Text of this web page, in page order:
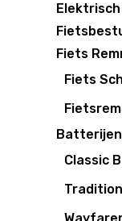
Fiets
Fiets
Batterijen
Classic